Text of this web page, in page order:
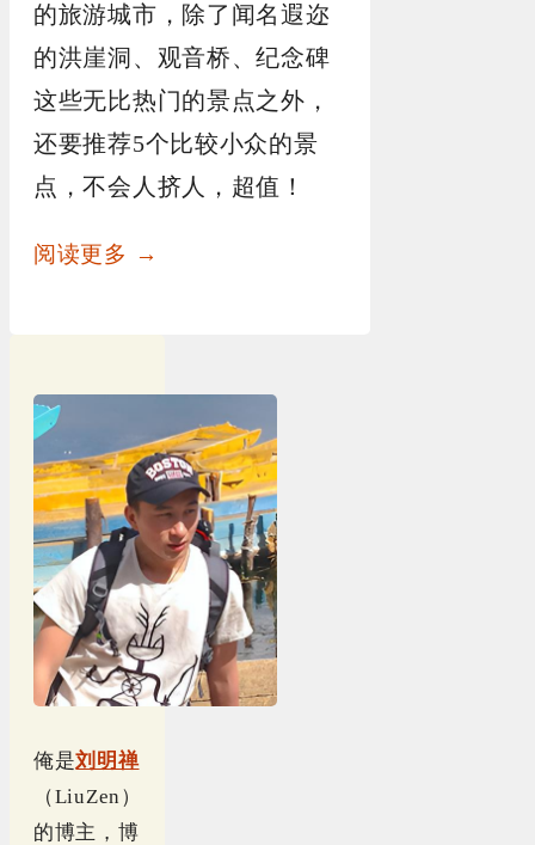
的旅游城市，除了闻名遐迩
的洪崖洞、观音桥、纪念碑
这些无比热门的景点之外，
还要推荐5个比较小众的景
点，不会人挤人，超值！
阅读更多 →
俺是刘明禅
（LiuZen）
的博主，博